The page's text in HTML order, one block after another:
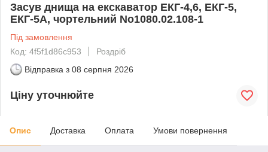
Засув днища на екскаватор ЕКГ-4,6, ЕКГ-5,
ЕКГ-5А, чортельний No1080.02.108-1
Під замовлення
Код: 4f5f1d86c953
Роздріб
Відправка з 08 серпня 2026
Ціну уточнюйте
Опис Доставка Оплата Умови повернення